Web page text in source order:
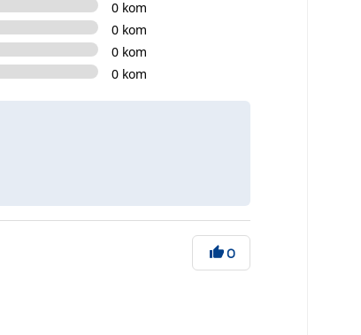
0 kom
0 kom
0 kom
0 kom
0